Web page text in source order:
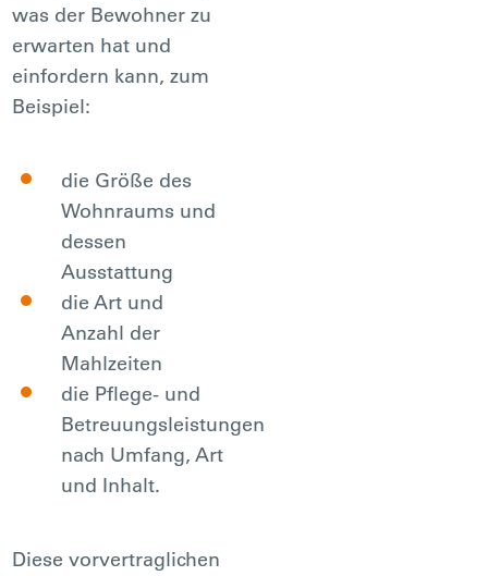
was der Bewohner zu
erwarten hat und
einfordern kann, zum
Beispiel:
die Größe des
Wohnraums und
dessen
Ausstattung
die Art und
Anzahl der
Mahlzeiten
die Pflege- und
Betreuungsleistungen
nach Umfang, Art
und Inhalt.
Diese vorvertraglichen